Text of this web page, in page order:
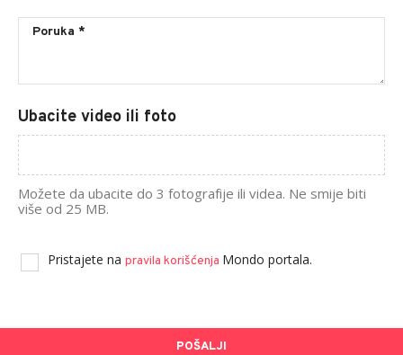
Ubacite video ili foto
Možete da ubacite do 3 fotografije ili videa. Ne smije biti
više od 25 MB.
Pristajete na pravila korišćenja Mondo portala.
POŠALJI